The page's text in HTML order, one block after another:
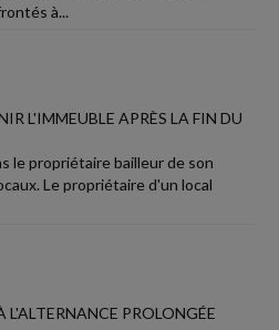
à...
L'IMMEUBLE APRÈS LA FIN DU
le propriétaire bailleur de son
Le propriétaire d'un local
L'ALTERNANCE PROLONGÉE